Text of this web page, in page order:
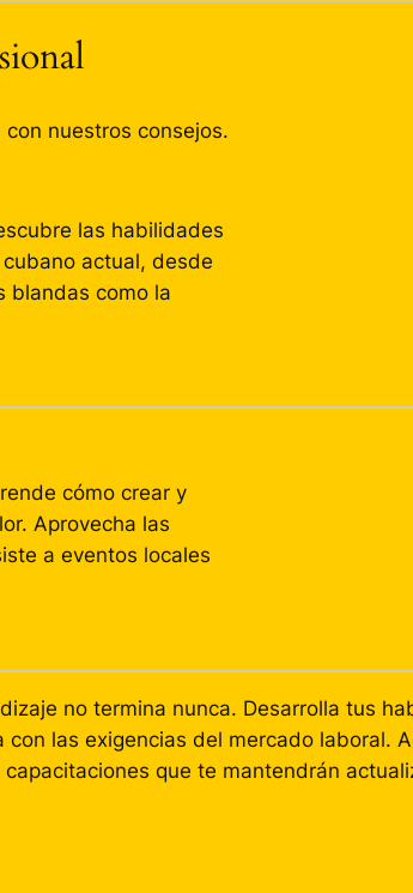
nuestros consejos.
las habilidades
actual, desde
blandas como la
cómo crear y
Aprovecha las
a eventos locales
no termina nunca. Desarrolla tus
las exigencias del mercado laboral.
que te mantendrán